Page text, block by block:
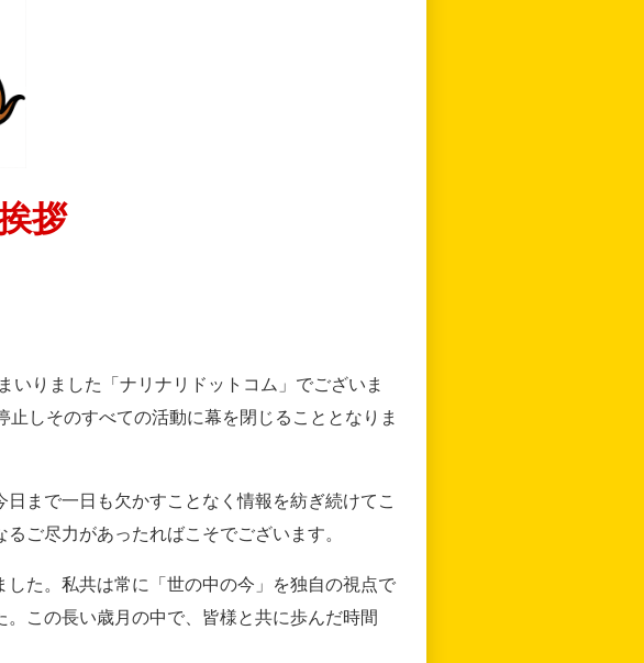
拶
りました「ナリナリドットコム」でございま
しそのすべての活動に幕を閉じることとなりま
まで一日も欠かすことなく情報を紡ぎ続けてこ
ご尽力があったればこそでございます。
た。私共は常に「世の中の今」を独自の視点で
この長い歳月の中で、皆様と共に歩んだ時間